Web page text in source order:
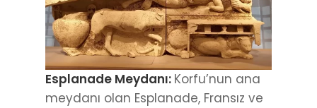
Esplanade Meydanı: Korfu’nun ana
meydanı olan Esplanade, Fransız ve